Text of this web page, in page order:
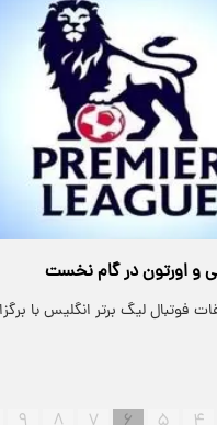
و اورتون در گام نخست